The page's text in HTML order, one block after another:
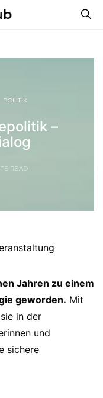
POLITIK
–
READ
Jahren zu einem
geworden. Mit
in der
und
sichere